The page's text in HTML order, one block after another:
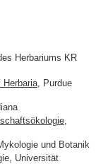
Herbariums KR
Herbaria, Purdue
,
und Botanik
Universität